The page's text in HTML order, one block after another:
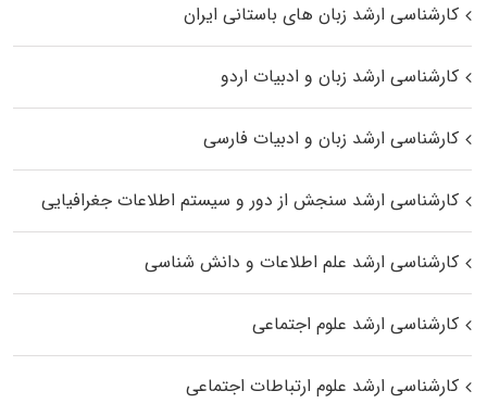
کارشناسی ارشد زبان‌ های باستانی ایران
کارشناسی ارشد زبان و ادبیات اردو
کارشناسی ارشد زبان و ادبیات فارسی
کارشناسی ارشد سنجش از دور و سیستم اطلاعات جغرافیایی
کارشناسی ارشد علم اطلاعات و دانش شناسی
کارشناسی ارشد علوم اجتماعی
کارشناسی ارشد علوم ارتباطات اجتماعی